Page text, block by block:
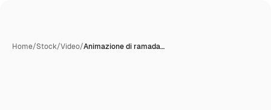
Home/Stock/Video/Animazione di ramada…